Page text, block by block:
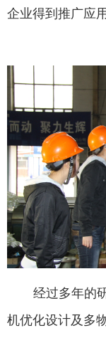
企业得到推广应用
经过多年的
机优化设计及多